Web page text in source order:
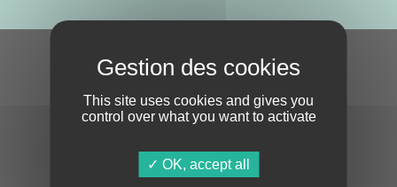
S'ABONNER À LA NEWSLETTER
This site uses cookies and gives you
control over what you want to activate
OK, accept all